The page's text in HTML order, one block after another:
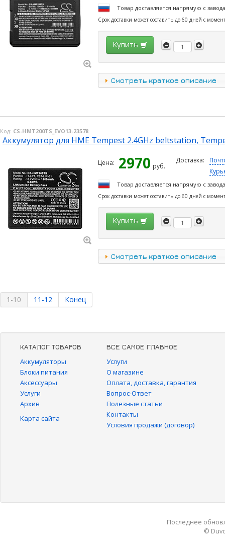
Товар доставляется напрямую с
Срок доставки может составить до 60 дней с
Купить
Смотреть краткое описание
Код: CS-HMT200TS_EVO13-23578
Аккумулятор для HME Tempest 2.4GHz beltstation,
Цена: 2970 руб.
Доставка:
Товар доставляется напрямую с
Срок доставки может составить до 60 дней с
Купить
Смотреть краткое описание
1-10 11-12 Конец
КАТАЛОГ ТОВАРОВ
Аккумуляторы
Блоки питания
Аксессуары
Услуги
Архив
Карта сайта
ВСЕ САМОЕ ГЛАВНОЕ
Услуги
О магазине
Оплата, доставка, гарантия
Вопрос-Ответ
Полезные статьи
Контакты
Условия продажи (договор)
Последнее
©